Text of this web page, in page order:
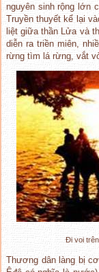
nguyên sinh rộng lớn
Truyền thuyết kể lại
liệt giữa thần Lửa và
diễn ra triền miên,
rừng tìm lá rừng, vắt
Đi voi
Thương dân làng bị